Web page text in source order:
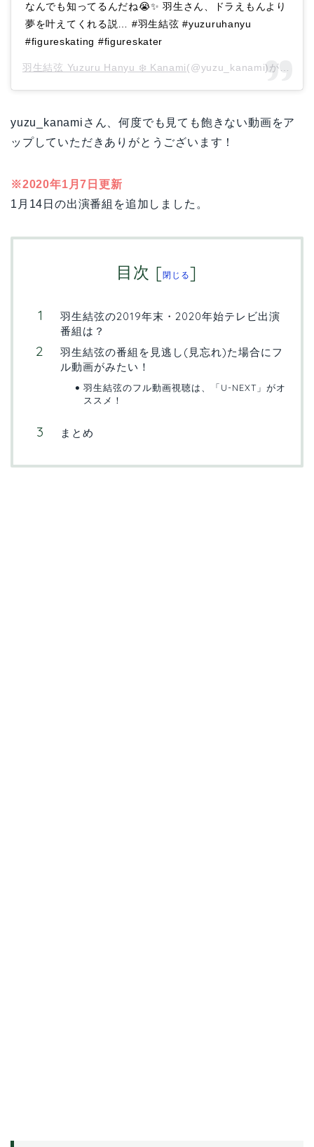
なんでも知ってるんだね😭✨ 羽生さん、ドラえもんより
夢を叶えてくれる説… #羽生結弦 #yuzuruhanyu
#figureskating #figureskater
羽生結弦 Yuzuru Hanyu ❄️ Kanami(@yuzu_kanami)がシェアした投稿 –
yuzu_kanamiさん、何度でも見ても飽きない動画をア
ップしていただきありがとうございます！
※2020年1月7日更新
1月14日の出演番組を追加しました。
目次 [閉じる]
羽生結弦の2019年末・2020年始テレビ出演
番組は？
羽生結弦の番組を見逃し(見忘れ)た場合にフ
ル動画がみたい！
羽生結弦のフル動画視聴は、「U-NEXT」がオ
ススメ！
まとめ